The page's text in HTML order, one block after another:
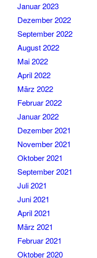
Januar 2023
Dezember 2022
September 2022
August 2022
Mai 2022
April 2022
März 2022
Februar 2022
Januar 2022
Dezember 2021
November 2021
Oktober 2021
September 2021
Juli 2021
Juni 2021
April 2021
März 2021
Februar 2021
Oktober 2020